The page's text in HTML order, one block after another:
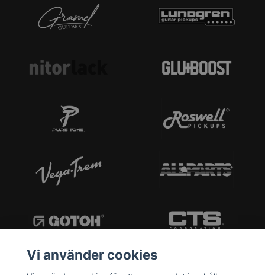
Vi använder cookies